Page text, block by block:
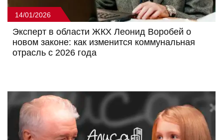
14/01/2026
Эксперт в области ЖКХ Леонид Воробей о
новом законе: как изменится коммунальная
отрасль с 2026 года